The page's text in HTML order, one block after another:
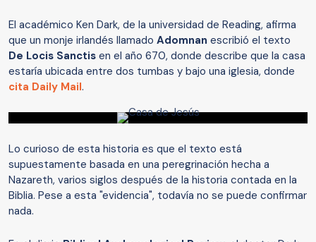
El académico Ken Dark, de la universidad de Reading, afirma
que un monje irlandés llamado Adomnan escribió el texto
De Locis Sanctis en el año 670, donde describe que la casa
estaría ubicada entre dos tumbas y bajo una iglesia, donde
cita Daily Mail.
Lo curioso de esta historia es que el texto está
supuestamente basada en una peregrinación hecha a
Nazareth, varios siglos después de la historia contada en la
Biblia. Pese a esta "evidencia", todavía no se puede confirmar
nada.